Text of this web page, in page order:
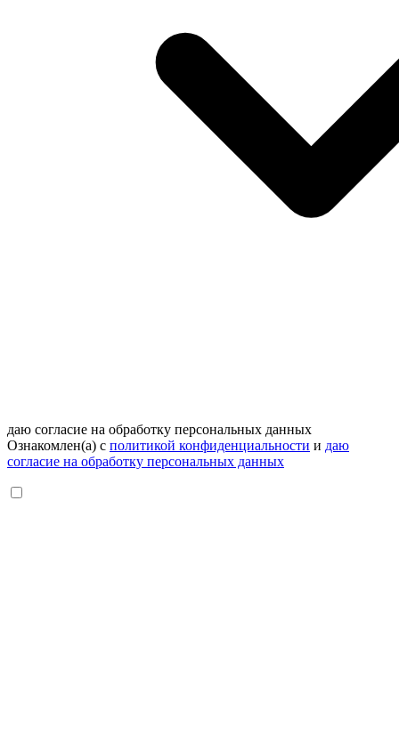
даю согласие на обработку персональных данных
Ознакомлен(а) с политикой конфиденциальности и даю
согласие на обработку персональных данных